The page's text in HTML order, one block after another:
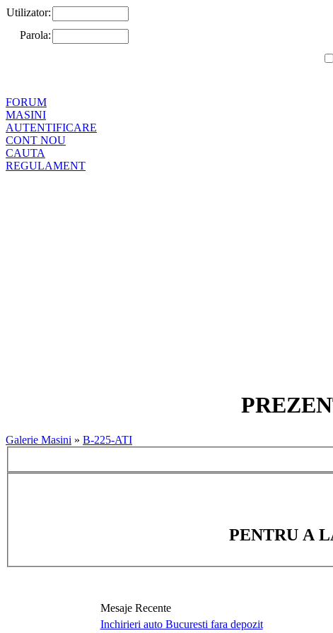
Utilizator:
Parola:
FORUM
MASINI
AUTENTIFICARE
CONT NOU
CAUTA
REGULAMENT
Galerie Masini » B-225-ATI
PENTRU A
Mesaje Recente
Inchirieri auto Bucuresti fara depozit